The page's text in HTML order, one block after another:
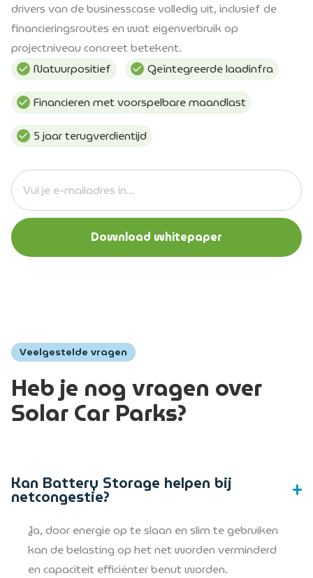
drivers van de businesscase volledig uit, inclusief de
financieringsroutes en wat eigenverbruik op
projectniveau concreet betekent.
Natuurpositief
Geïntegreerde laadinfra
Financieren met voorspelbare maandlast
5 jaar terugverdientijd
Veelgestelde vragen
Heb je nog vragen over
Solar Car Parks?
Kan Battery Storage helpen bij
netcongestie?
Ja, door energie op te slaan en slim te gebruiken
kan de belasting op het net worden verminderd
en capaciteit efficiënter benut worden.